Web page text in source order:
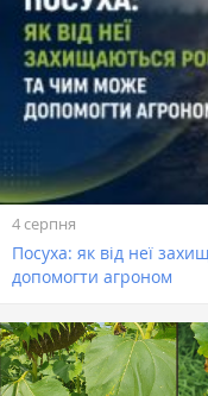
4 серпня
Посуха: як від неї
допомогти агроном